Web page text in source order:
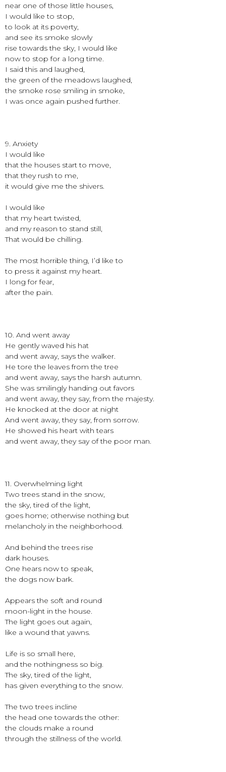
near one of those little houses,
I would like to stop,
to look at its poverty,
and see its smoke slowly
rise towards the sky, I would like
now to stop for a long time.
I said this and laughed,
the green of the meadows laughed,
the smoke rose smiling in smoke,
I was once again pushed further.
9. Anxiety
I would like
that the houses start to move,
that they rush to me,
it would give me the shivers.
I would like
that my heart twisted,
and my reason to stand still,
That would be chilling.
The most horrible thing, I’d like to
to press it against my heart.
I long for fear,
after the pain.
10. And went away
He gently waved his hat
and went away, says the walker.
He tore the leaves from the tree
and went away, says the harsh autumn.
She was smilingly handing out favors
and went away, they say, from the majesty.
He knocked at the door at night
And went away, they say, from sorrow.
He showed his heart with tears
and went away, they say of the poor man.
11. Overwhelming light
Two trees stand in the snow,
the sky, tired of the light,
goes home; otherwise nothing but
melancholy in the neighborhood.
And behind the trees rise
dark houses.
One hears now to speak,
the dogs now bark.
Appears the soft and round
moon-light in the house.
The light goes out again,
like a wound that yawns.
Life is so small here,
and the nothingness so big.
The sky, tired of the light,
has given everything to the snow.
The two trees incline
the head one towards the other:
the clouds make a round
through the stillness of the world.